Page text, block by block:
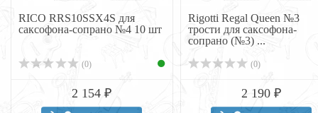
RICO RRS10SSX4S для
саксофона-сопрано №4 10 шт
(0)
2 154 ₽
Rigotti Regal Queen №3
трости для саксофона-
сопрано (№3) ...
(0)
2 190 ₽